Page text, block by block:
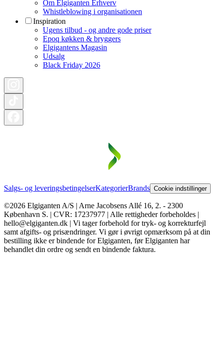
Om Elgiganten Erhverv
Whistleblowing i organisationen
Inspiration
Ugens tilbud - og andre gode priser
Epoq køkken & bryggers
Elgigantens Magasin
Udsalg
Black Friday 2026
Salgs- og leveringsbetingelserKategorierBrands Cookie indstillinger
©2026 Elgiganten A/S | Arne Jacobsens Allé 16, 2. - 2300
København S. | CVR: 17237977 | Alle rettigheder forbeholdes |
hello@elgiganten.dk | Vi tager forbehold for tryk- og korrekturfejl
samt afgifts- og prisændringer. Vi gør i øvrigt opmærksom på at din
bestilling ikke er bindende for Elgiganten, før Elgiganten har
behandlet din ordre og sendt en bindende faktura.